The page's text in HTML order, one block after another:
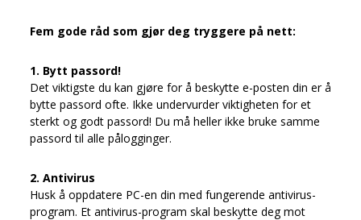
Fem gode råd som gjør deg tryggere på nett:
1. Bytt passord!
Det viktigste du kan gjøre for å beskytte e-posten din er å
bytte passord ofte. Ikke undervurder viktigheten for et
sterkt og godt passord! Du må heller ikke bruke samme
passord til alle pålogginger.
2. Antivirus
Husk å oppdatere PC-en din med fungerende antivirus-
program. Et antivirus-program skal beskytte deg mot